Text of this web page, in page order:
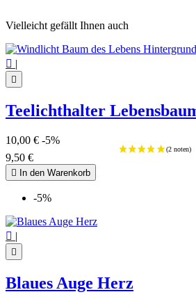
Vielleicht gefällt Ihnen auch
 |

Teelichthalter
10,00 € -5%
9,50 €
 In den Warenkorb
-5%
 |

Blaues Auge Herz